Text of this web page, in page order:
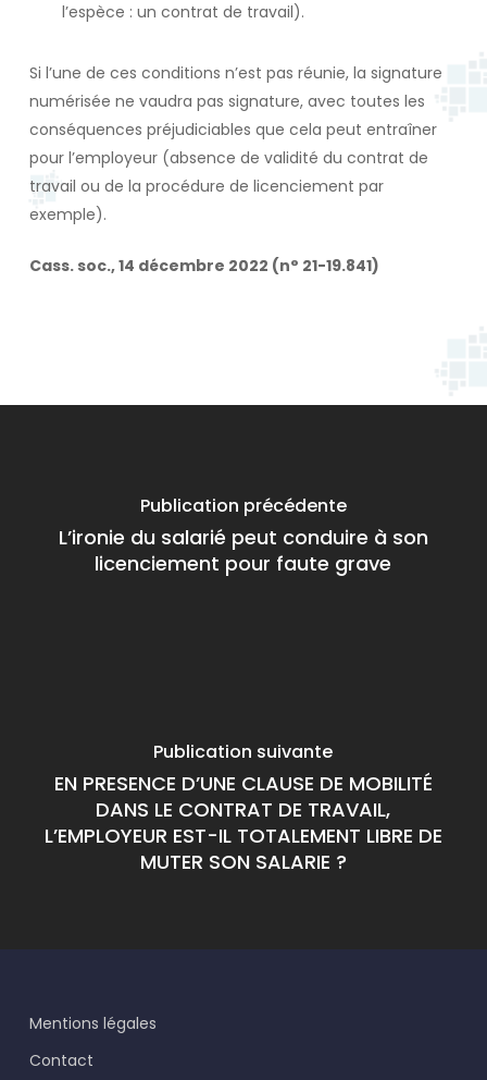
l’espèce : un contrat de travail).
Si l’une de ces conditions n’est pas réunie, la signature
numérisée ne vaudra pas signature, avec toutes les
conséquences préjudiciables que cela peut entraîner
pour l’employeur (absence de validité du contrat de
travail ou de la procédure de licenciement par
exemple).
Cass. soc., 14 décembre 2022 (n° 21-19.841)
Publication précédente
L’ironie du salarié peut conduire à son
licenciement pour faute grave
Publication suivante
EN PRESENCE D’UNE CLAUSE DE MOBILITÉ
DANS LE CONTRAT DE TRAVAIL,
L’EMPLOYEUR EST-IL TOTALEMENT LIBRE DE
MUTER SON SALARIE ?
Mentions légales
Contact